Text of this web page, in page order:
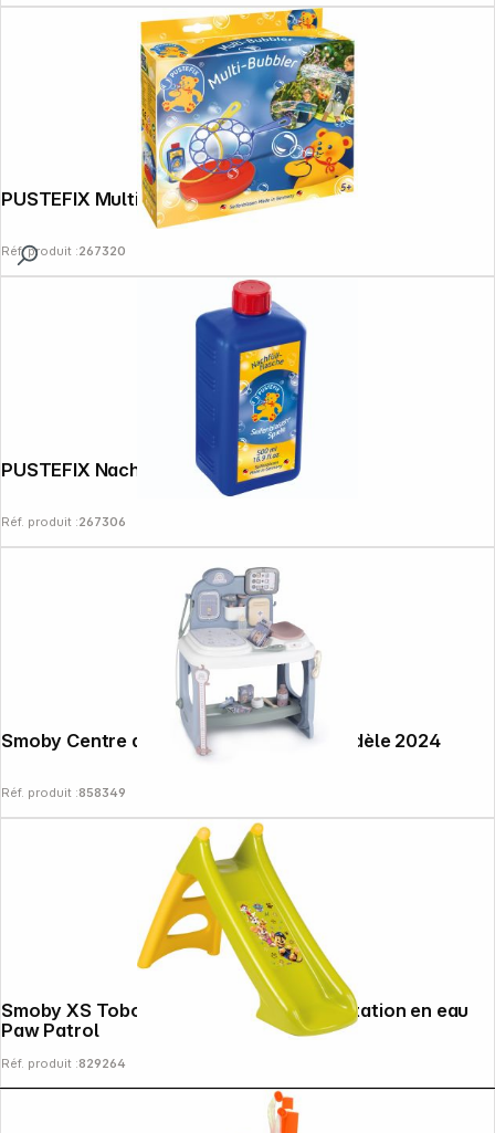
PUSTEFIX Multi-Bubbler
Réf. produit :267320
PUSTEFIX Nachfüllflasche Midi 500ml
Réf. produit :267306
Smoby Centre de soins pour poupon modèle 2024
Réf. produit :858349
Smoby XS Toboggan 90 cm avec alimentation en eau
Paw Patrol
Réf. produit :829264